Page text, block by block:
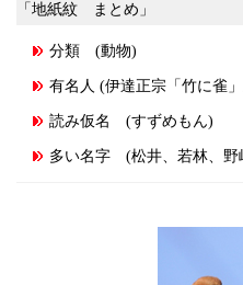
「地紙紋 まとめ」
分類 (動物)
有名人 (伊達正宗「竹に雀
読み仮名 (すずめもん)
多い名字 (松井、若林、野